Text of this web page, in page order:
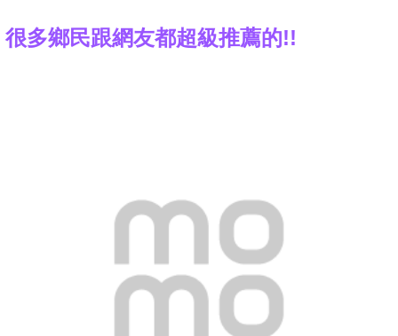
很多鄉民跟網友都超級推薦的!!